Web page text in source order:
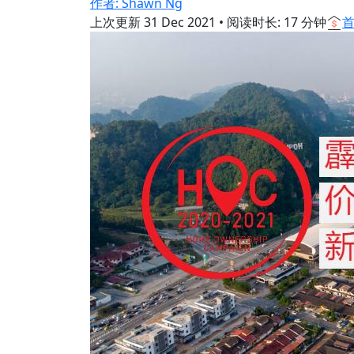
上次更新31 Dec 2021 • 阅读时长: 17 分钟